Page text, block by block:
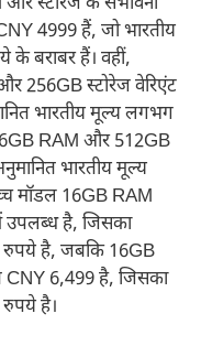
4999 हैं, जो भारतीय
बराबर हैं। वहीं,
256GB स्टोरेज वेरिएंट
भारतीय मूल्य लगभग
RAM और 512GB
भारतीय मूल्य
मॉडल 16GB RAM
है, जिसका
रुपये है, जबकि 16GB
CNY 6,499 है, जिसका
है।